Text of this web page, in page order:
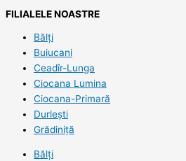
FILIALELE NOASTRE
Bălți
Buiucani
Ceadîr-Lunga
Ciocana Lumina
Ciocana-Primară
Durlești
Grădiniță
Bălți